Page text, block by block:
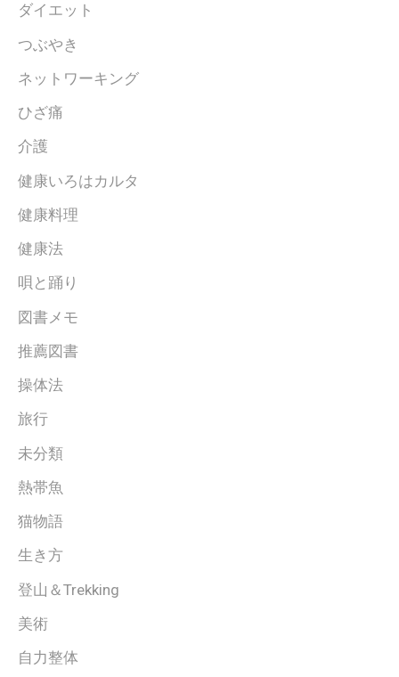
ダイエット
つぶやき
ネットワーキング
ひざ痛
介護
健康いろはカルタ
健康料理
健康法
唄と踊り
図書メモ
推薦図書
操体法
旅行
未分類
熱帯魚
猫物語
生き方
登山＆Trekking
美術
自力整体